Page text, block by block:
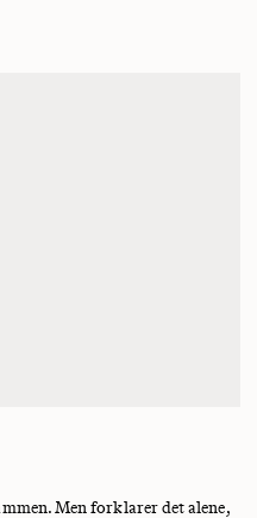
Men forklarer det alene,